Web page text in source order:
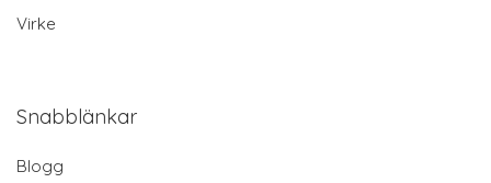
Virke
Snabblänkar
Blogg